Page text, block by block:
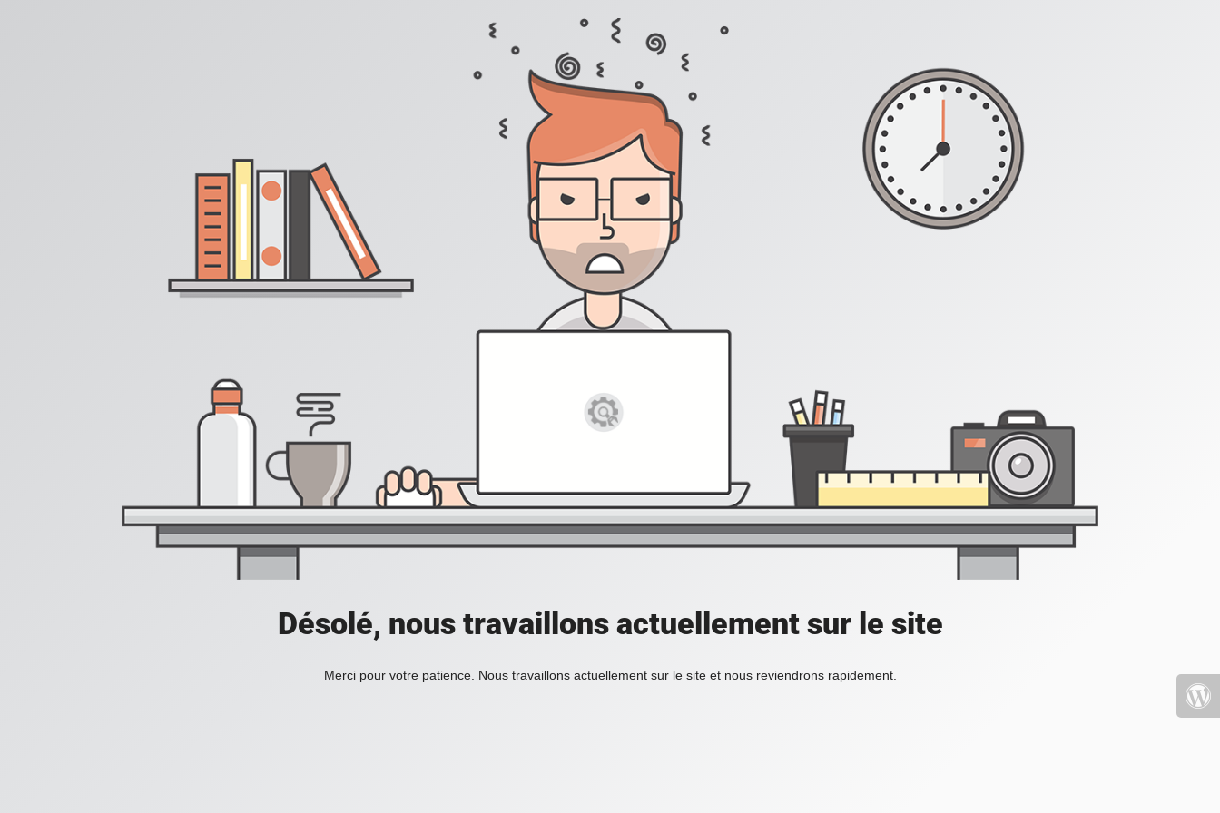
Désolé, nous travaillons actuellement sur le site
Merci pour votre patience. Nous travaillons actuellement sur le site et nous reviendrons rapidement.